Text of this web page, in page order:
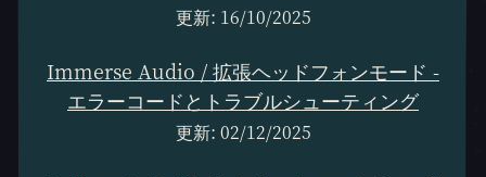
更新: 16/10/2025
Immerse Audio / 拡張ヘッドフォンモード -
エラーコードとトラブルシューティング
更新: 02/12/2025